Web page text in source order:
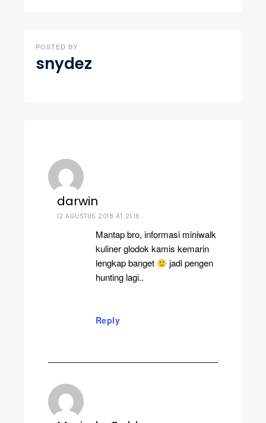
POSTED BY
snydez
darwin
12 AGUSTUS 2018 AT 21:16
Mantap bro, informasi miniwalk
kuliner glodok kamis kemarin
lengkap banget
jadi pengen
hunting lagi..
Reply